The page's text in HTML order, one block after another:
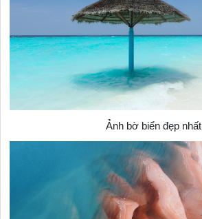
Ảnh bờ biển đẹp nhất